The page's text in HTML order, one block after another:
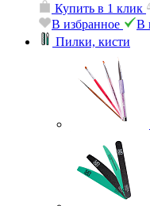
Купить в 1 клик
В избранное
В
Пилки, кисти